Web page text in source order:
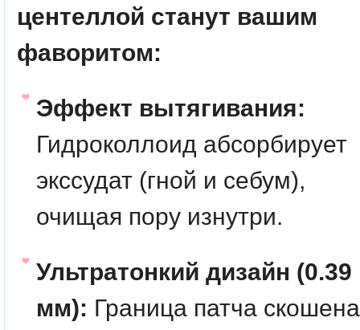
центеллой станут вашим
фаворитом:
Эффект вытягивания:
Гидроколлоид абсорбирует
экссудат (гной и себум),
очищая пору изнутри.
Ультратонкий дизайн (0.39
мм): Граница патча скошена